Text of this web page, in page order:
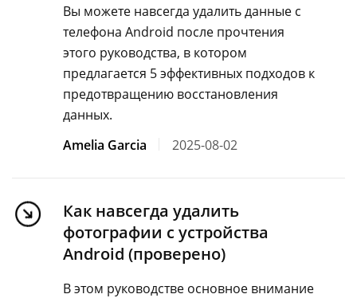
Вы можете навсегда удалить данные с
телефона Android после прочтения
этого руководства, в котором
предлагается 5 эффективных подходов к
предотвращению восстановления
данных.
Amelia Garcia
2025-08-02
Как навсегда удалить
фотографии с устройства
Android (проверено)
В этом руководстве основное внимание